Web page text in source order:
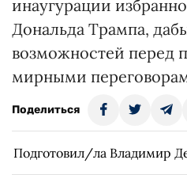
инаугурации
Дональда Трампа,
возможностей перед
мирными
Поделиться
Подготовил/ла Владимир